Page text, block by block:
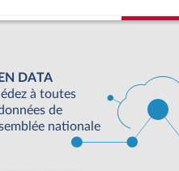
DATA
à toutes
de
nationale